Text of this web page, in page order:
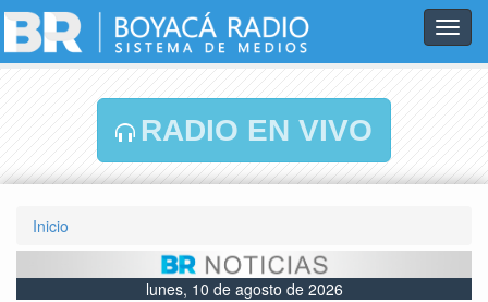
RADIO EN VIVO
Inicio
lunes, 10 de agosto de 2026